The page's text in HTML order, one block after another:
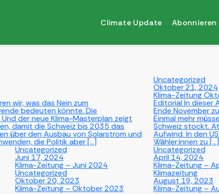
Climate Update Abonnieren
wir, was das Nein zum
bedeuten könnte. Die
der neue Klima-Masterplan zeigt
damit die Schweiz bis 2035 das
über den Ausbau von Solarstrom und
die Politik aber […]
Uncategorized
Oktober 21, 2024
Klima-Zeitung
Editorial In dieser
Ende November
Einmal mehr
Schweiz stockt.
Aufwind. In den
Wähler:innen zu […]
Uncategorized
Juni 17, 2024
Klima-Zeitung – Juni 2024
Uncategorized
April 14, 2024
Klima-Zeitung –
Uncategorized
Oktober 20, 2023
Klima-Zeitung – Oktober 2023
Klimazeitung
August 19, 2023
Klima-Zeitung –